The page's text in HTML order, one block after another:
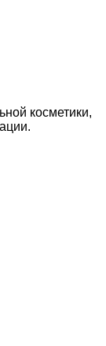
косметики,